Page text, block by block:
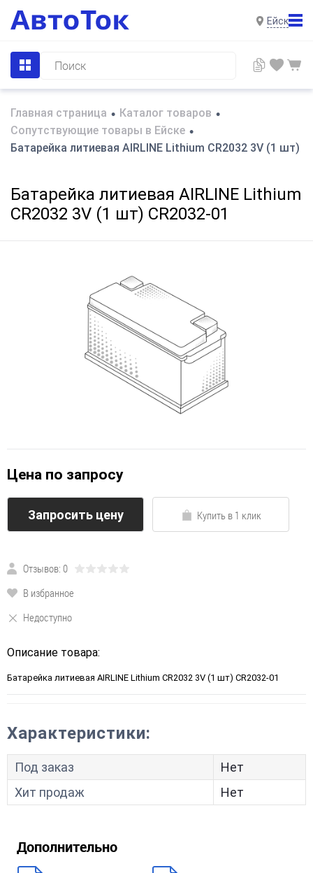
Ейск
Главная страница • Каталог товаров •
Сопутствующие товары в Ейске •
Батарейка литиевая AIRLINE Lithium CR2032 3V (1 шт)
Батарейка литиевая AIRLINE Lithium
CR2032 3V (1 шт) CR2032-01
Цена по запросу
Запросить цену Купить в 1 клик
Отзывов: 0
В избранное
Недоступно
Описание товара:
Батарейка литиевая AIRLINE Lithium CR2032 3V (1 шт) CR2032-01
Характеристики:
Под заказ
Нет
Хит продаж
Нет
Дополнительно